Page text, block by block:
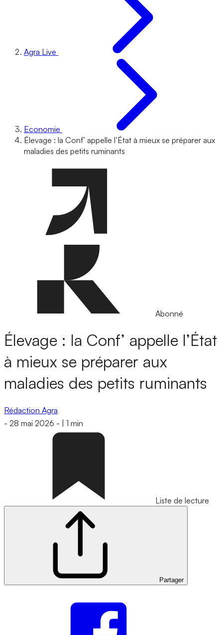
Agra Live
Economie
Élevage : la Conf’ appelle l’État à mieux se préparer aux
maladies des petits ruminants
Abonné
Élevage : la Conf’ appelle l’État
à mieux se préparer aux
maladies des petits ruminants
Rédaction Agra
- 28 mai 2026 - 1 min
Liste de lecture
Partager